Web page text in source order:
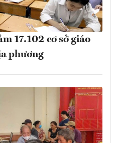
17.102 cơ sở giáo
phương